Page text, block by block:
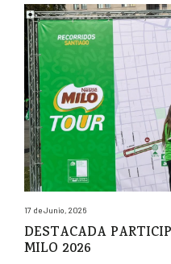
17 de Junio, 2026
DESTACADA
MILO 2026